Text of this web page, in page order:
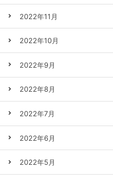
2022年11月
2022年10月
2022年9月
2022年8月
2022年7月
2022年6月
2022年5月